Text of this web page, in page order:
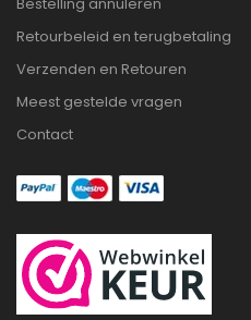
Retourbeleid en terugbetaling
Verzenden en Retouren
Meest gestelde vragen
Contact